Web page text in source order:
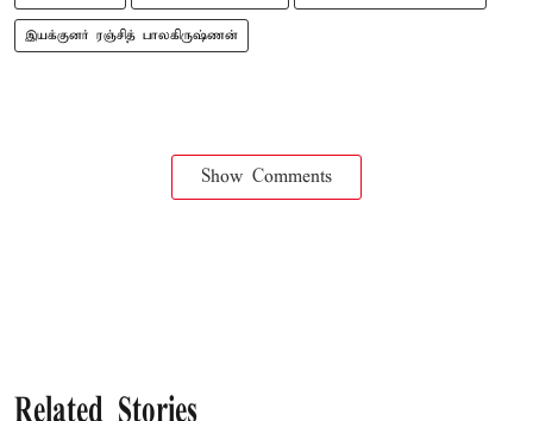
இயக்குனர் ரஞ்சித் பாலகிருஷ்ணன்
Show Comments
Related Stories